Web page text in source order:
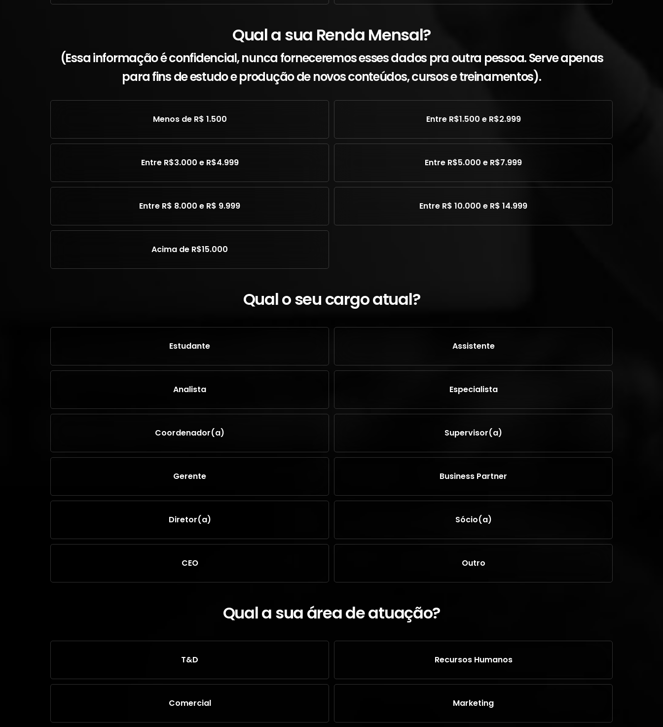
Qual a sua Renda Mensal?
(Essa informação é confidencial, nunca forneceremos esses dados pra outra pessoa. Serve apenas
para fins de estudo e produção de novos conteúdos, cursos e treinamentos).
Menos de R$ 1.500 Entre R$1.500 e R$2.999
Entre R$3.000 e R$4.999 Entre R$5.000 e R$7.999
Entre R$ 8.000 e R$ 9.999 Entre R$ 10.000 e R$ 14.999
Acima de R$15.000
Qual o seu cargo atual?
Estudante Assistente
Analista Especialista
Coordenador(a) Supervisor(a)
Gerente Business Partner
Diretor(a) Sócio(a)
CEO Outro
Qual a sua área de atuação?
T&D Recursos Humanos
Comercial Marketing